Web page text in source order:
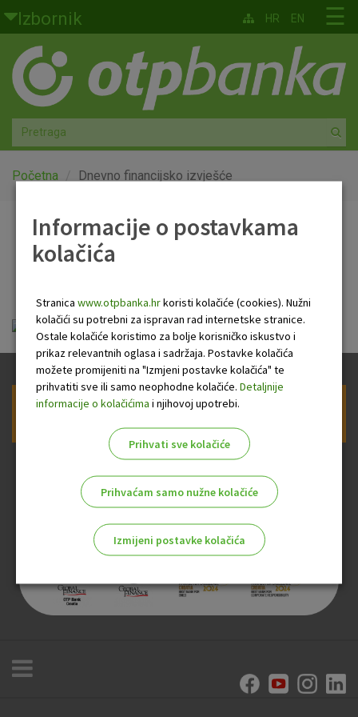
Skoči na glavni sadržaj
Izbornik
Građani
Privatno bankarstvo
Agro
Mala poduzeća i obrtnici
Globalna tržišta
O nama
☰
HR EN
Početna Dnevno financijsko izvješće
Dnevno financijsko
OTP Dnevno financijsko izvješće.pdf
Prijava na newsletter OTP banke
Informacije o postavkama
kolačića
Stranica www.otpbanka.hrkoristi kolačiće (cookies). Nužni
kolačići su potrebni za ispravan rad internetske stranice.
Ostale kolačiće koristimo za bolje korisničko iskustvo i
prikaz relevantnih oglasa i sadržaja. Postavke kolačića
možete promijeniti na "Izmjeni postavke kolačića" te
prihvatiti sve ili samo neophodne kolačiće. Detaljnije
informacije o kolačićima i njihovoj upotrebi.
Prihvati sve kolačiće
Prihvaćam samo nužne kolačiće
Izmijeni postavke kolačića